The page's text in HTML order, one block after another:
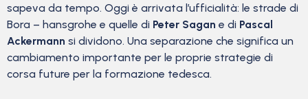
sapeva da tempo. Oggi è arrivata l’ufficialità: le strade di
Bora – hansgrohe e quelle di Peter Sagan e di Pascal
Ackermann si dividono. Una separazione che significa un
cambiamento importante per le proprie strategie di
corsa future per la formazione tedesca.